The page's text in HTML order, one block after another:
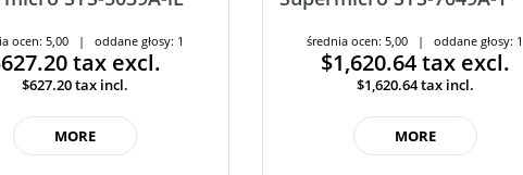
ocen: 5,00 | oddane głosy: 1
tax excl.
$627.20tax incl.
MORE
średnia ocen: 5,00 | oddane głosy: 1
$1,620.64tax excl.
$1,620.64tax incl.
MORE